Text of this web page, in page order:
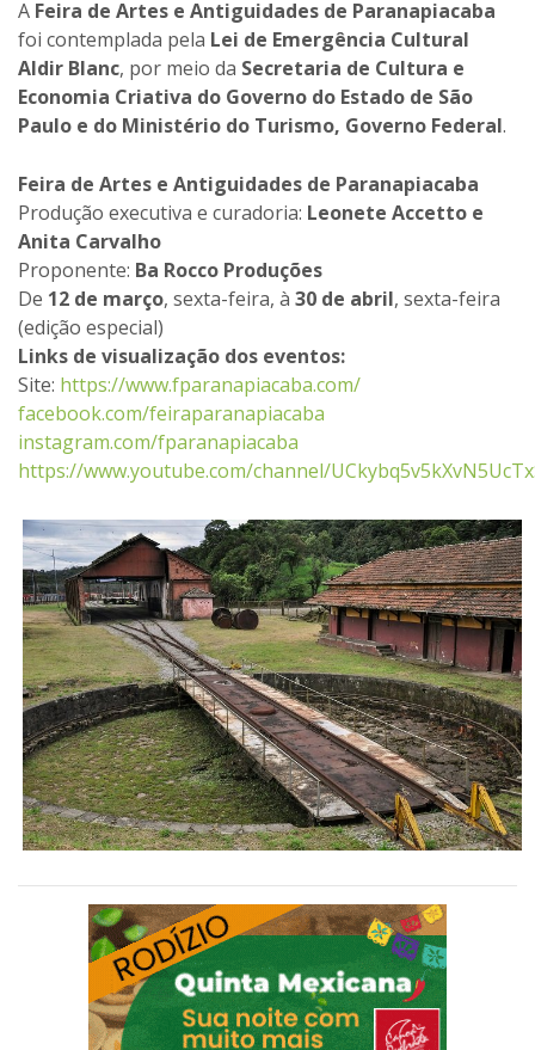
A Feira de Artes e Antiguidades de Paranapiacaba
foi contemplada pela Lei de Emergência Cultural
Aldir Blanc, por meio da Secretaria de Cultura e
Economia Criativa do Governo do Estado de São
Paulo e do Ministério do Turismo, Governo Federal.
Feira de Artes e Antiguidades de Paranapiacaba
Produção executiva e curadoria: Leonete Accetto e
Anita Carvalho
Proponente: Ba Rocco Produções
De 12 de março, sexta-feira, à 30 de abril, sexta-feira
(edição especial)
Links de visualização dos eventos:
Site: https://www.fparanapiacaba.com/
facebook.com/feiraparanapiacaba
instagram.com/fparanapiacaba
https://www.youtube.com/channel/